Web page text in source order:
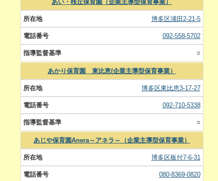
あい・桜丘保育園（企業主導型保育事業）
博多区浦田2-21-5
092-558-5702
○
あかり保育園 東比恵(企業主導型保育事業）
博多区東比恵3-17-27
092-710-5338
○
あじや保育園Anera～アネラ～（企業主導型保育事業）
博多区板付7-6-31
080-8369-0820